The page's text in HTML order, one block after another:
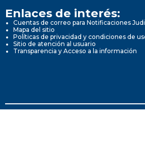
Enlaces de interés:
Cuentas de correo para Notificaciones
Mapa del sitio
Políticas de privacidad y condiciones de
Sitio de atención al usuario
Transparencia y Acceso a la información